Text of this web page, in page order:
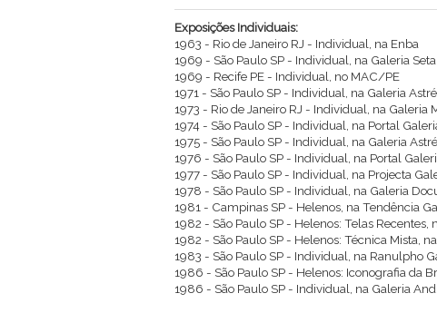
Exposições Individuais:
1963 - Rio de Janeiro RJ - Individual, na Enba
1969 - São Paulo SP - Individual, na Galeria Seta
1969 - Recife PE - Individual, no MAC/PE
1971 - São Paulo SP - Individual, na Galeria
1973 - Rio de Janeiro RJ - Individual, na Galeria
1974 - São Paulo SP - Individual, na Portal
1975 - São Paulo SP - Individual, na Galeria
1976 - São Paulo SP - Individual, na Portal
1977 - São Paulo SP - Individual, na Projecta
1978 - São Paulo SP - Individual, na Galeria
1981 - Campinas SP - Helenos, na Tendência
1982 - São Paulo SP - Helenos: Telas
1982 - São Paulo SP - Helenos: Técnica Mista,
1983 - São Paulo SP - Individual, na Ranulpho
1986 - São Paulo SP - Helenos: Iconografia da
1986 - São Paulo SP - Individual, na Galeria